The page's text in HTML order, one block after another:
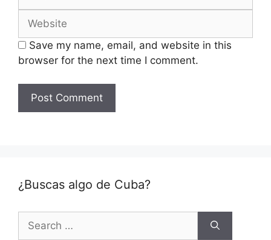
Website
Save my name, email, and website in this
browser for the next time I comment.
¿Buscas algo de Cuba?
Search
for: